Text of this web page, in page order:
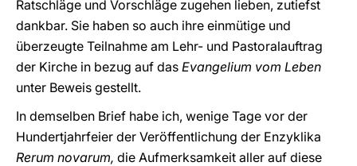
Ratschläge und Vorschläge zugehen lieben, zutiefst
dankbar. Sie haben so auch ihre einmütige und
überzeugte Teilnahme am Lehr- und Pastoralauftrag
der Kirche in bezug auf das Evangelium vom Leben
unter Beweis gestellt.
In demselben Brief habe ich, wenige Tage vor der
Hundertjahrfeier der Veröffentlichung der Enzyklika
Rerum novarum, die Aufmerksamkeit aller auf diese